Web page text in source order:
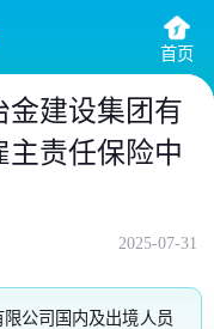
首页
金建设集团有
主责任保险中
2025-07-31
限公司国内及出境人员